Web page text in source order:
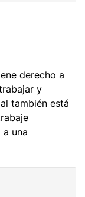
derecho a
y
también está
una